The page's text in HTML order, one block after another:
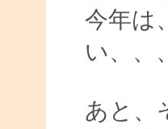
今年は
い、、
あと、